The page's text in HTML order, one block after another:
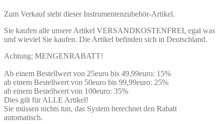
Zum Verkauf steht dieser Instrumentenzubehör-Artikel.
Sie kaufen alle unsere Artikel VERSANDKOSTENFREI, egal was
und wieviel Sie kaufen. Die Artikel befinden sich in Deutschland.
Achtung: MENGENRABATT!
Ab einem Bestellwert von 25euro bis 49,99euro: 15%
ab einem Bestellwert von 50euro bis 99,99euro: 25%
ab einem Bestellwert von 100euro: 35%
Dies gilt für ALLE Artikel!
Sie müssen nichts tun, das System berechnet den Rabatt
automatisch.